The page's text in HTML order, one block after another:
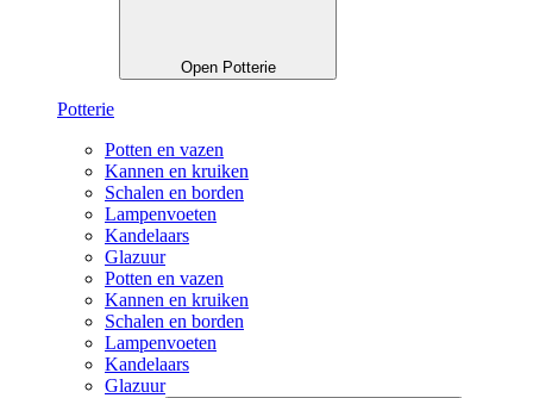
Open Potterie
Potterie
Potten en vazen
Kannen en kruiken
Schalen en borden
Lampenvoeten
Kandelaars
Glazuur
Potten en vazen
Kannen en kruiken
Schalen en borden
Lampenvoeten
Kandelaars
Glazuur